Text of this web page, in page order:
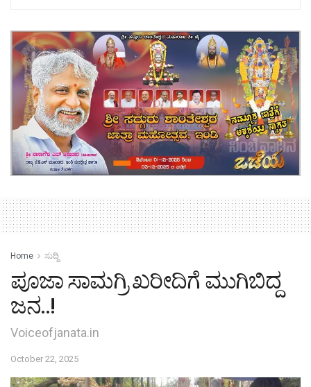
Home ಸುದ್ದಿ
ಪೂಜಾ ಸಾಮಗ್ರಿ ಖರೀದಿಗೆ ಮುಗಿಬಿದ್ದ
ಜನ..!
Voiceofjanata.in
October 22, 2025